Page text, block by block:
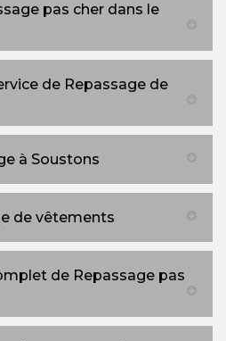
pas cher dans le
de Repassage de
à Soustons
de vêtements
de Repassage pas